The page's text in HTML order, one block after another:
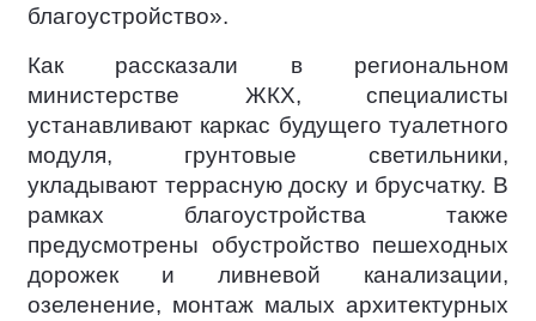
благоустройство».
Как рассказали в региональном
министерстве ЖКХ, специалисты
устанавливают каркас будущего туалетного
модуля, грунтовые светильники,
укладывают террасную доску и брусчатку. В
рамках благоустройства также
предусмотрены обустройство пешеходных
дорожек и ливневой канализации,
озеленение, монтаж малых архитектурных